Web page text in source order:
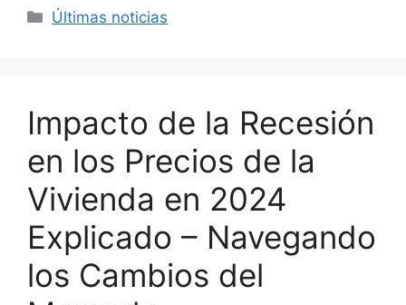
Categories
Últimas noticias
Impacto de la Recesión
en los Precios de la
Vivienda en 2024
Explicado – Navegando
los Cambios del